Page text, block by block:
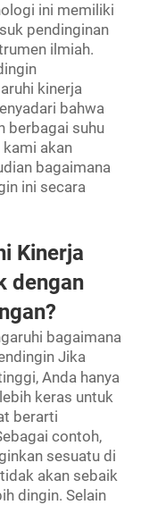
ini memiliki
pendinginan
ilmiah.
kinerja
bahwa
berbagai suhu
kami akan
bagaimana
ini secara
Kinerja
dengan
bagaimana
Jika
Anda hanya
keras untuk
berarti
contoh,
sesuatu di
akan sebaik
dingin. Selain